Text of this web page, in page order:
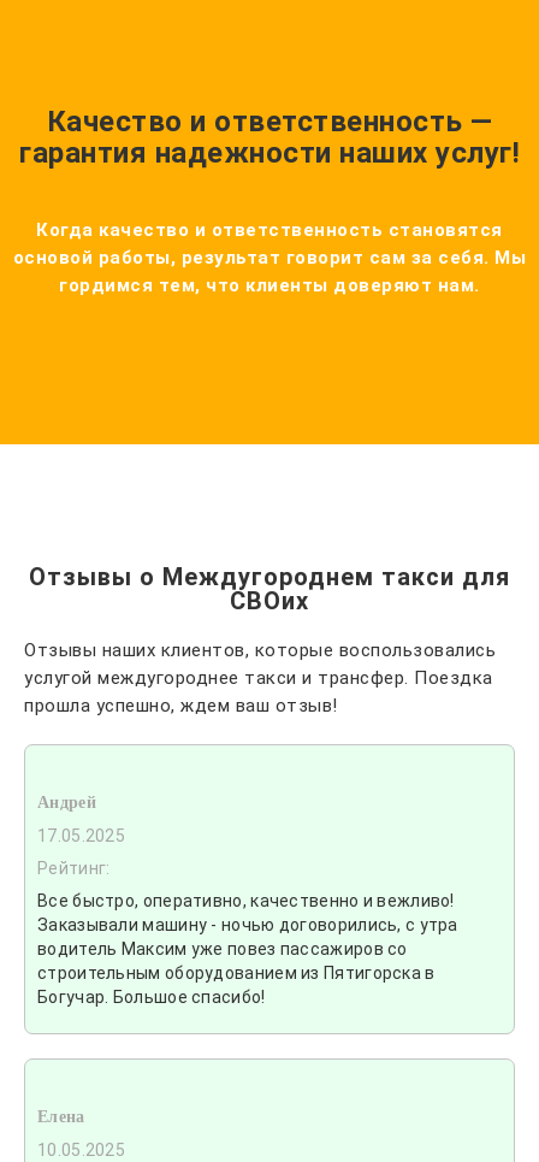
Качество и ответственность —
гарантия надежности наших услуг!
Когда качество и ответственность становятся
основой работы, результат говорит сам за себя. Мы
гордимся тем, что клиенты доверяют нам.
Отзывы о Междугороднем такси для
СВОих
Отзывы наших клиентов, которые воспользовались
услугой междугороднее такси и трансфер. Поездка
прошла успешно, ждем ваш отзыв!
Андрей
17.05.2025
Рейтинг:
Все быстро, оперативно, качественно и вежливо!
Заказывали машину - ночью договорились, с утра
водитель Максим уже повез пассажиров со
строительным оборудованием из Пятигорска в
Богучар. Большое спасибо!
Елена
10.05.2025